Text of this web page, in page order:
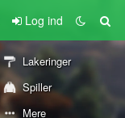
Log ind
Lakeringer
Spiller
Mere